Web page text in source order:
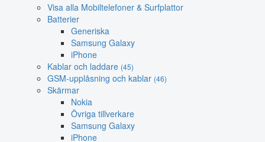
Visa alla Mobiltelefoner & Surfplattor
Batterier
Generiska
Samsung Galaxy
iPhone
Kablar och laddare (45)
GSM-upplåsning och kablar (46)
Skärmar
Nokia
Övriga tillverkare
Samsung Galaxy
iPhone